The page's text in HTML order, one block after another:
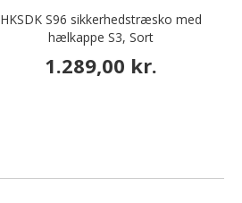
HKSDK S96 sikkerhedstræsko med
hælkappe S3, Sort
1.289,00 kr.